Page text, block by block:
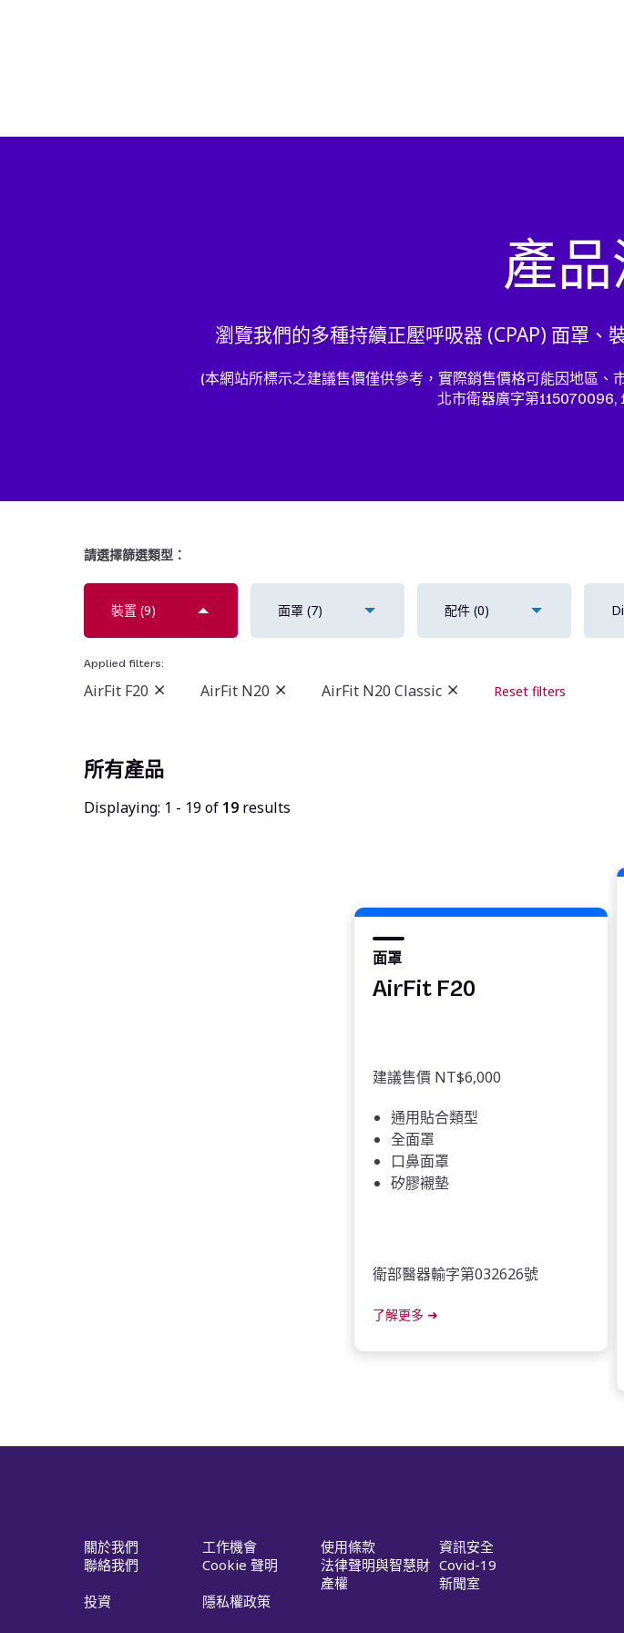
產
瀏覽我們的多種持續正壓呼吸器 (CPAP) 面罩、
(本網站所標示之建議售價僅供參考，實際銷售價格可能因地區
北市衛器廣字第115070096,
請選擇篩選類型：
裝置 (9) 面罩 (7) 配件 (0)
Applied filters:
AirFit F20 AirFit N20 AirFit N20 Classic Reset filters
所有產品
Displaying: 1 - 19of 19 results
面罩
AirFit F20
建議售價 NT$6,000
通用貼合類型
全面罩
口鼻面罩
矽膠襯墊
衛部醫器輸字第032626號
了解更多 ➜
關於我們 工作機會 使用條款
資訊安全
聯絡我們
Cookie 聲明
法律聲明與智慧財
產權
Covid-19
新聞室
投資
隱私權政策